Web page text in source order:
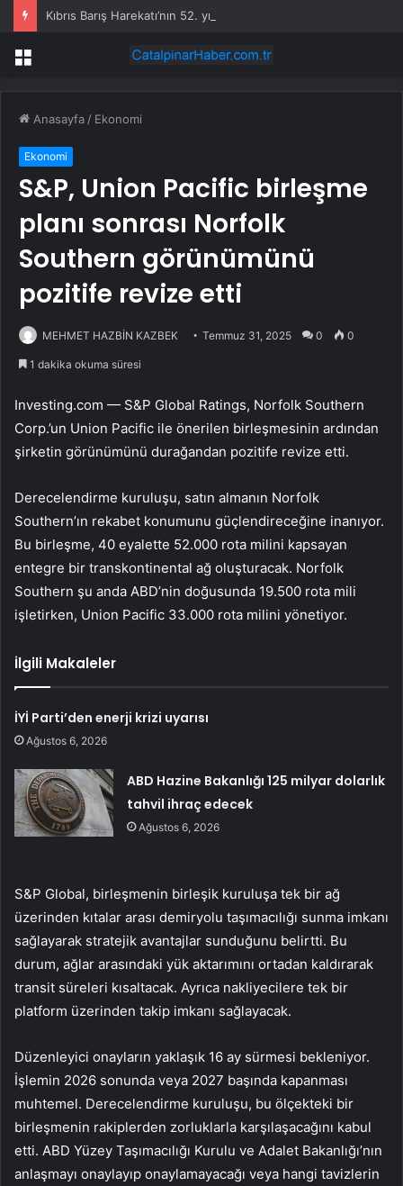
Menü
Anasayfa / Ekonomi
Ekonomi
S&P, Union Pacific birleşme
planı sonrası Norfolk
Southern görünümünü
pozitife revize etti
MEHMET HAZBİN KAZBEK Temmuz 31, 2025 0 0
1 dakika okuma süresi
Investing.com — S&P Global Ratings, Norfolk Southern
Corp.’un Union Pacific ile önerilen birleşmesinin ardından
şirketin görünümünü durağandan pozitife revize etti.
Derecelendirme kuruluşu, satın almanın Norfolk
Southern’ın rekabet konumunu güçlendireceğine inanıyor.
Bu birleşme, 40 eyalette 52.000 rota milini kapsayan
entegre bir transkontinental ağ oluşturacak. Norfolk
Southern şu anda ABD’nin doğusunda 19.500 rota mili
işletirken, Union Pacific 33.000 rota milini yönetiyor.
İlgili Makaleler
İYİ Parti’den enerji krizi uyarısı
Ağustos 6, 2026
ABD Hazine Bakanlığı 125 milyar dolarlık
tahvil ihraç edecek
Ağustos 6, 2026
S&P Global, birleşmenin birleşik kuruluşa tek bir ağ
üzerinden kıtalar arası demiryolu taşımacılığı sunma imkanı
sağlayarak stratejik avantajlar sunduğunu belirtti. Bu
durum, ağlar arasındaki yük aktarımını ortadan kaldırarak
transit süreleri kısaltacak. Ayrıca nakliyecilere tek bir
platform üzerinden takip imkanı sağlayacak.
Düzenleyici onayların yaklaşık 16 ay sürmesi bekleniyor.
İşlemin 2026 sonunda veya 2027 başında kapanması
muhtemel. Derecelendirme kuruluşu, bu ölçekteki bir
birleşmenin rakiplerden zorluklarla karşılaşacağını kabul
etti. ABD Yüzey Taşımacılığı Kurulu ve Adalet Bakanlığı’nın
anlaşmayı onaylayıp onaylamayacağı veya hangi tavizlerin